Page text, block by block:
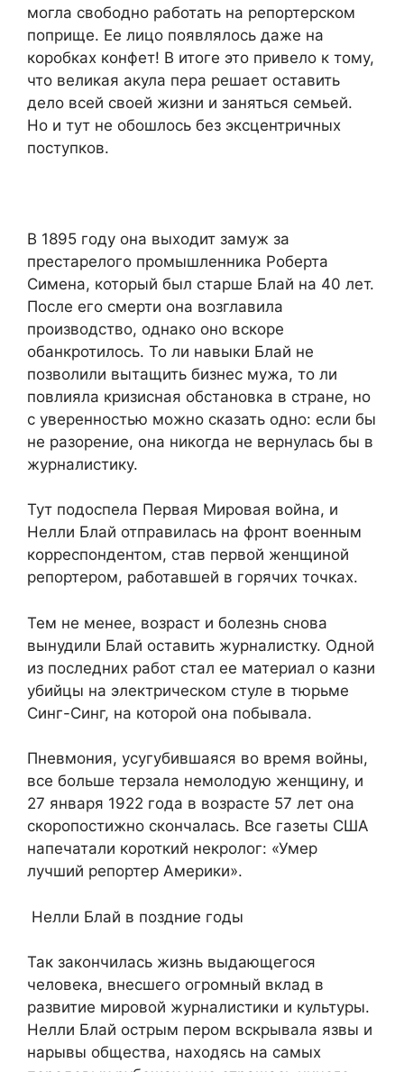
могла свободно работать на репортерском
поприще. Ее лицо появлялось даже на
коробках конфет! В итоге это привело к тому,
что великая акула пера решает оставить
дело всей своей жизни и заняться семьей.
Но и тут не обошлось без эксцентричных
поступков.
В 1895 году она выходит замуж за
престарелого промышленника Роберта
Симена, который был старше Блай на 40 лет.
После его смерти она возглавила
производство, однако оно вскоре
обанкротилось. То ли навыки Блай не
позволили вытащить бизнес мужа, то ли
повлияла кризисная обстановка в стране, но
с уверенностью можно сказать одно: если бы
не разорение, она никогда не вернулась бы в
журналистику.
Тут подоспела Первая Мировая война, и
Нелли Блай отправилась на фронт военным
корреспондентом, став первой женщиной
репортером, работавшей в горячих точках.
Тем не менее, возраст и болезнь снова
вынудили Блай оставить журналистку. Одной
из последних работ стал ее материал о казни
убийцы на электрическом стуле в тюрьме
Синг-Синг, на которой она побывала.
Пневмония, усугубившаяся во время войны,
все больше терзала немолодую женщину, и
27 января 1922 года в возрасте 57 лет она
скоропостижно скончалась. Все газеты США
напечатали короткий некролог: «Умер
лучший репортер Америки».
Нелли Блай в поздние годы
Так закончилась жизнь выдающегося
человека, внесшего огромный вклад в
развитие мировой журналистики и культуры.
Нелли Блай острым пером вскрывала язвы и
нарывы общества, находясь на самых